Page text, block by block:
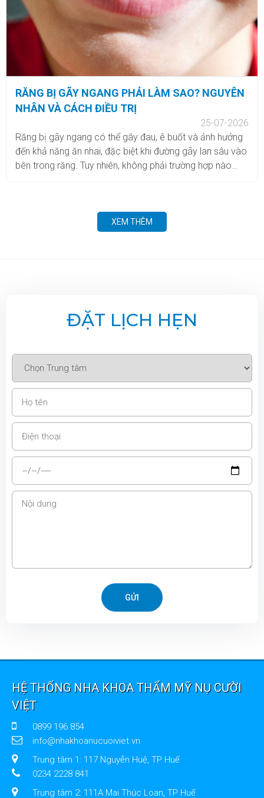
RĂNG BỊ GÃY NGANG PHẢI LÀM SAO? NGUYÊN
NHÂN VÀ CÁCH ĐIỀU TRỊ
25-07-2026
Răng bị gãy ngang có thể gây đau, ê buốt và ảnh hưởng
đến khả năng ăn nhai, đặc biệt khi đường gãy lan sâu vào
bên trong răng. Tuy nhiên, không phải trường hợp nào
phải làm sao? Cùng Nha khoa Nụ Cười Việt tìm hiểu chi
XEM THÊM
ĐẶT LỊCH HẸN
GỬI
HỆ THỐNG NHA KHOA THẨM MỸ NỤ CƯỜI
VIỆT
0899 196 854
info@nhakhoanucuoiviet.vn
Trung tâm 1: 117 Nguyễn Huệ, TP Huế
0234 2228 841
Trung tâm 2: 111A Mai Thúc Loan, TP Huế